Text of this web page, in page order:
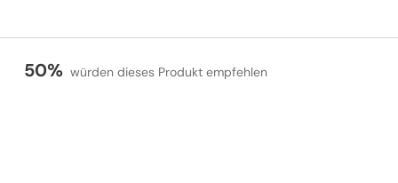
50% würden dieses Produkt empfehlen